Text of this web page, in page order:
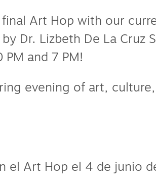
Art Hop with our
Dr. Lizbeth De La Cruz
and 7 PM!
evening of art,
el Art Hop el 4 de junio